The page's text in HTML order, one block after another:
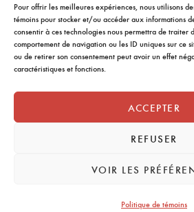
Pour offrir les meilleures expériences, nous utilisons
témoins pour stocker et/ou accéder aux informations
consentir à ces technologies nous permettra de traiter
comportement de navigation ou les ID uniques sur ce
ou de retirer son consentement peut avoir un effet
caractéristiques et fonctions.
ACCEPTER
REFUSER
VOIR LES
Politique de témoins